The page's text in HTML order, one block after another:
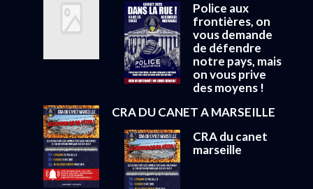
Police aux
frontières, on
vous demande
de défendre
notre pays, mais
on vous prive
des moyens !
CRA DU CANET A MARSEILLE
CRA du canet
marseille